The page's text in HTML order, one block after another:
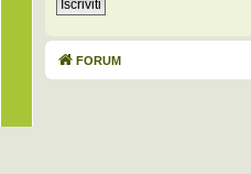
Iscriviti
FORUM